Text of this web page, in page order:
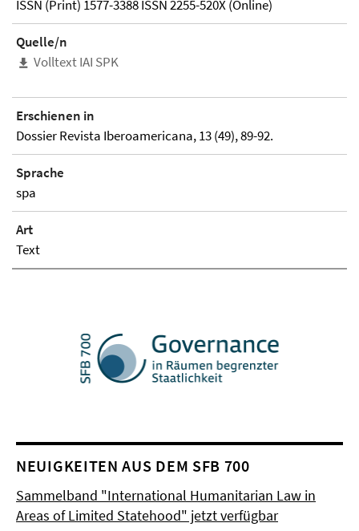
ISSN (Print) 1577-3388 ISSN 2255-520X (Online)
Quelle/n
Volltext IAI SPK
Erschienen in
Dossier Revista Iberoamericana, 13 (49), 89-92.
Sprache
spa
Art
Text
NEUIGKEITEN AUS DEM SFB 700
Sammelband "International Humanitarian Law in
Areas of Limited Statehood" jetzt verfügbar